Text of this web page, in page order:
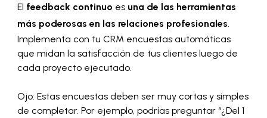
El feedback continuo es una de las herramientas
más poderosas en las relaciones profesionales
Implementa con tu CRM encuestas automáticas
que midan la satisfacción de tus clientes luego de
cada proyecto ejecutado.
Ojo: Estas encuestas deben ser muy cortas y simples
de completar. Por ejemplo, podrías preguntar “¿Del 1